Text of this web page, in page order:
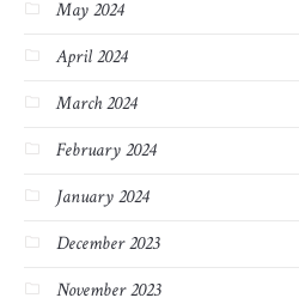
May 2024
April 2024
March 2024
February 2024
January 2024
December 2023
November 2023